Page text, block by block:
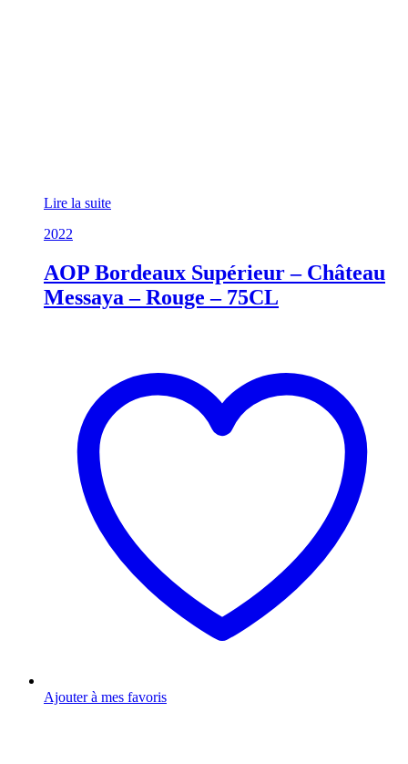
Lire la suite
2022
AOP Bordeaux Supérieur – Château
Messaya – Rouge – 75CL
Ajouter à mes favoris